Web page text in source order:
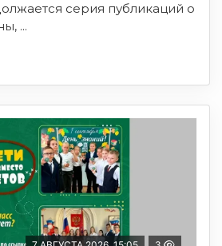
серия публикаций о
...